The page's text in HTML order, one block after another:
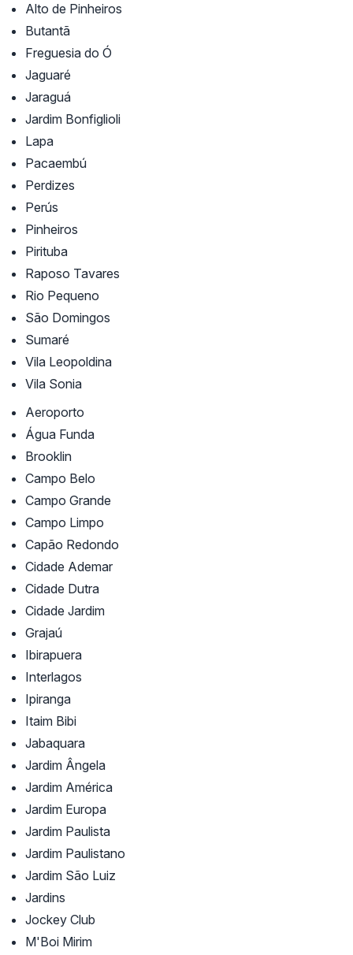
Alto de Pinheiros
Butantã
Freguesia do Ó
Jaguaré
Jaraguá
Jardim Bonfiglioli
Lapa
Pacaembú
Perdizes
Perús
Pinheiros
Pirituba
Raposo Tavares
Rio Pequeno
São Domingos
Sumaré
Vila Leopoldina
Vila Sonia
Aeroporto
Água Funda
Brooklin
Campo Belo
Campo Grande
Campo Limpo
Capão Redondo
Cidade Ademar
Cidade Dutra
Cidade Jardim
Grajaú
Ibirapuera
Interlagos
Ipiranga
Itaim Bibi
Jabaquara
Jardim Ângela
Jardim América
Jardim Europa
Jardim Paulista
Jardim Paulistano
Jardim São Luiz
Jardins
Jockey Club
M'Boi Mirim